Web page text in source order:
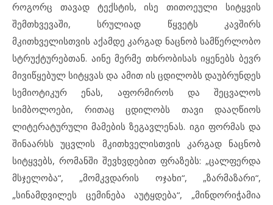
როგორც თავად ტექსტის, ისე თითოეული სიტყვის
შემთხვევაში, სრულიად წყვეტს კავშირს
მკითხველისთვის აქამდე კარგად ნაცნობ სამწერლობო
სტრუქტურებთან. აინე მერმე თხრობისას იყენებს ბევრ
მივიწყებულ სიტყვას და ამით ის ცდილობს დაუბრუნდეს
სემიოტიკურ ენას, აფორმიროს და შეცვალოს
სიმბოლოები, რითაც ცდილობს თავი დააღწიოს
ლიტერატურული მამების ზეგავლენას. იგი ფორმას და
შინაარსს უცვლის მკითხველისთვის კარგად ნაცნობ
სიტყვებს, რომანში შევხვდებით ფრაზებს: „ცალფერდა
მსჯელობა“, „მომკვდარის ოჯახი“, „ზარმაზარი“,
„სინამდვილეს ცემინება აუტყდება“, „მინდორიჭამია